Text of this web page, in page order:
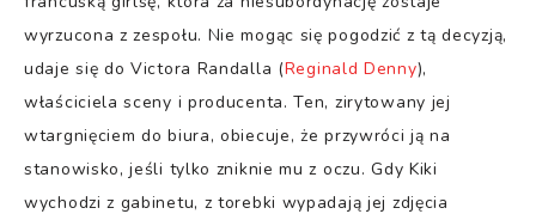
wyrzucona z zespołu. Nie mogąc się pogodzić z tą decyzją,
udaje się do Victora Randalla (Reginald Denny),
właściciela sceny i producenta. Ten, zirytowany jej
wtargnięciem do biura, obiecuje, że przywróci ją na
stanowisko, jeśli tylko zniknie mu z oczu. Gdy Kiki
wychodzi z gabinetu, z torebki wypadają jej zdjęcia